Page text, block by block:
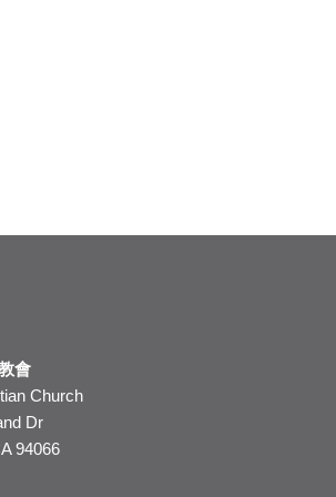
會
Church
Dr
94066